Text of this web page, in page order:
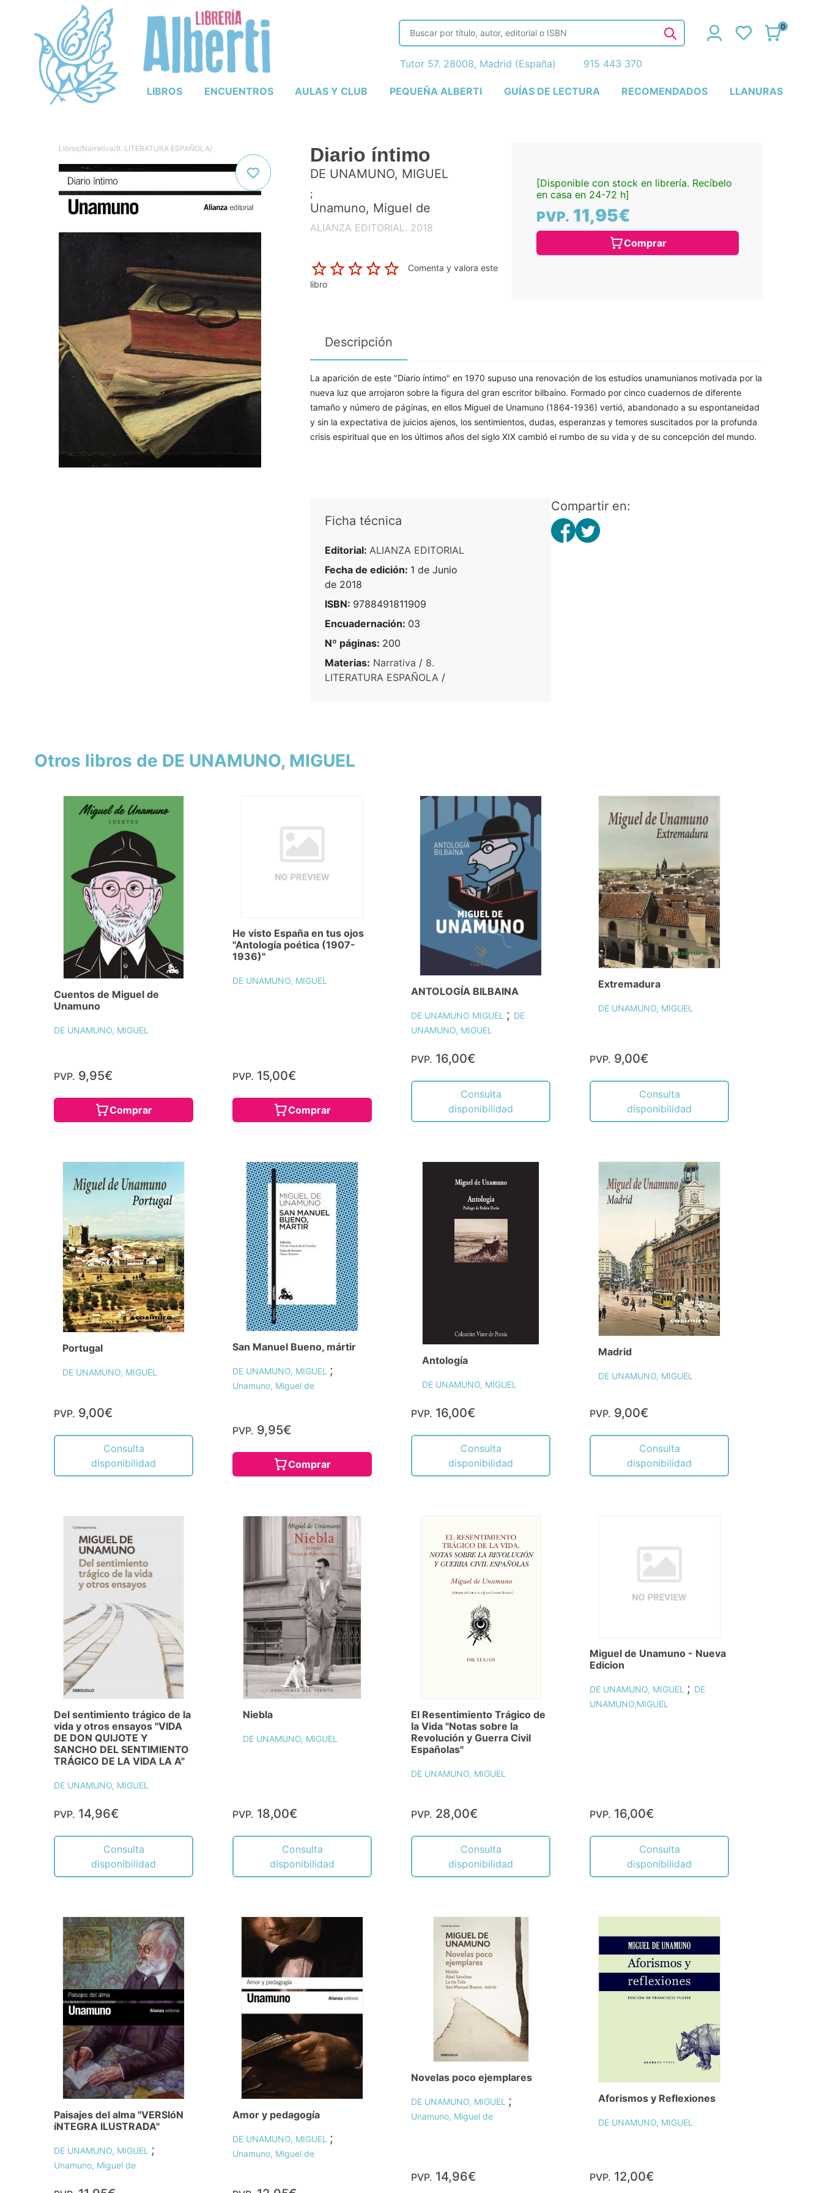
LIBROS ENCUENTROS AULAS Y CLUB PEQUEÑA ALBERTI GUÍAS DE LECTURA RECOMENDADOS LLANURAS
0
Tutor 57. 28008, Madrid (España) 915 443 370
Libros/Narrativa/8. LITERATURA ESPAÑOLA/ Diario íntimo
DE UNAMUNO, MIGUEL
;
Unamuno, Miguel de
ALIANZA EDITORIAL. 2018
Comenta y valora este
libro
[Disponible con stock en librería. Recíbelo
en casa en 24-72 h]
PVP. 11,95€
Comprar
Descripción
La aparición de este "Diario íntimo" en 1970 supuso una renovación de los estudios unamunianos motivada por la
nueva luz que arrojaron sobre la figura del gran escritor bilbaíno. Formado por cinco cuadernos de diferente
tamaño y número de páginas, en ellos Miguel de Unamuno (1864-1936) vertió, abandonado a su espontaneidad
y sin la expectativa de juicios ajenos, los sentimientos, dudas, esperanzas y temores suscitados por la profunda
crisis espiritual que en los últimos años del siglo XIX cambió el rumbo de su vida y de su concepción del mundo.
Ficha técnica
Editorial: ALIANZA EDITORIAL
Fecha de edición: 1 de Junio
de 2018
ISBN: 9788491811909
Encuadernación: 03
Nº páginas: 200
Materias: Narrativa / 8.
LITERATURA ESPAÑOLA /
Compartir en:
Otros libros de DE UNAMUNO, MIGUEL
Cuentos de Miguel de
Unamuno
DE UNAMUNO, MIGUEL
PVP. 9,95€
Comprar
He visto España en tus ojos
"Antología poética (1907-
1936)"
DE UNAMUNO, MIGUEL
PVP. 15,00€
Comprar
ANTOLOGÍA BILBAINA
DE UNAMUNO MIGUEL ; DE
UNAMUNO, MIGUEL
PVP. 16,00€
Consulta
disponibilidad
Extremadura
DE UNAMUNO, MIGUEL
PVP. 9,00€
Consulta
disponibilidad
Portugal
DE UNAMUNO, MIGUEL
PVP. 9,00€
Consulta
disponibilidad
San Manuel Bueno, mártir
DE UNAMUNO, MIGUEL ;
Unamuno, Miguel de
PVP. 9,95€
Comprar
Antología
DE UNAMUNO, MIGUEL
PVP. 16,00€
Consulta
disponibilidad
Madrid
DE UNAMUNO, MIGUEL
PVP. 9,00€
Consulta
disponibilidad
Del sentimiento trágico de la
vida y otros ensayos "VIDA
DE DON QUIJOTE Y
SANCHO DEL SENTIMIENTO
TRÁGICO DE LA VIDA LA A"
DE UNAMUNO, MIGUEL
PVP. 14,96€
Consulta
disponibilidad
Niebla
DE UNAMUNO, MIGUEL
PVP. 18,00€
Consulta
disponibilidad
El Resentimiento Trágico de
la Vida "Notas sobre la
Revolución y Guerra Civil
Españolas"
DE UNAMUNO, MIGUEL
PVP. 28,00€
Consulta
disponibilidad
Miguel de Unamuno - Nueva
Edicion
DE UNAMUNO, MIGUEL ; DE
UNAMUNO,MIGUEL
PVP. 16,00€
Consulta
disponibilidad
Paisajes del alma "VERSIóN
íNTEGRA ILUSTRADA"
DE UNAMUNO, MIGUEL ;
Unamuno, Miguel de
Amor y pedagogía
DE UNAMUNO, MIGUEL ;
Unamuno, Miguel de
Novelas poco ejemplares
DE UNAMUNO, MIGUEL ;
Unamuno, Miguel de
PVP. 14,96€
Aforismos y Reflexiones
DE UNAMUNO, MIGUEL
PVP. 12,00€